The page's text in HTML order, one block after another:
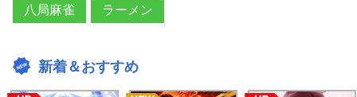
八局麻雀 ラーメン
新着＆おすすめ